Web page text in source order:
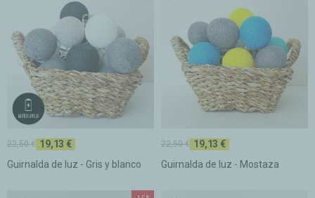
Guirnalda de luz - Gris y blanco
22,50 € 19,13 €
Guirnalda de luz - Mostaza
22,50 € 19,13 €